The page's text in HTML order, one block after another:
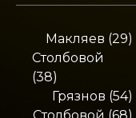
Макляев (29)
Столбовой
(38)
Грязнов (54)